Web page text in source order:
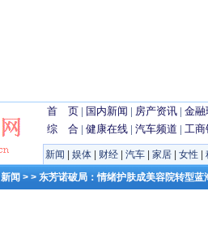
首 页 | 国内新闻 | 房产资讯 | 金融
综 合 | 健康在线 | 汽车频道 | 工商
新闻 娱体 财经 汽车 家居 女性
新闻 > > 东芳诺破局：情绪护肤成美容院转型蓝